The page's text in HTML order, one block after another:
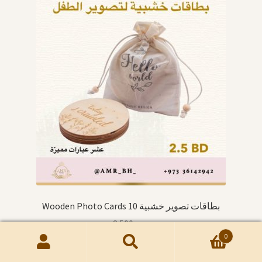
Wooden Photo Cards 10 بطاقات تصوير خشبية
.د.ب2.500
0